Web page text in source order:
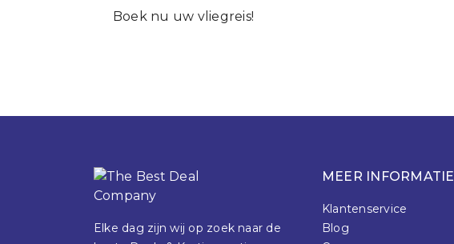
Boek nu uw vliegreis!
Elke dag zijn wij op zoek naar de
MEER INFORMATIE
Klantenservice
Blog